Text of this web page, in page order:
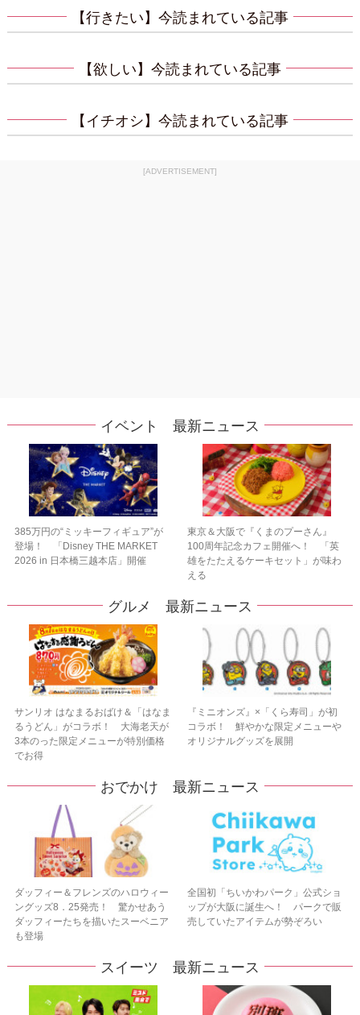
【行きたい】今読まれている記事
【欲しい】今読まれている記事
【イチオシ】今読まれている記事
[ADVERTISEMENT]
イベント 最新ニュース
385万円の“ミッキーフィギュア”が
登場！ 「Disney THE MARKET
2026 in 日本橋三越本店」開催
東京＆大阪で『くまのプーさん』
100周年記念カフェ開催へ！ 「英
雄をたたえるケーキセット」が味わ
える
グルメ 最新ニュース
サンリオ はなまるおばけ＆「はなま
るうどん」がコラボ！ 大海老天が
3本のった限定メニューが特別価格
でお得
『ミニオンズ』×「くら寿司」が初
コラボ！ 鮮やかな限定メニューや
オリジナルグッズを展開
おでかけ 最新ニュース
ダッフィー＆フレンズのハロウィー
ングッズ8．25発売！ 驚かせあう
ダッフィーたちを描いたスーベニア
も登場
全国初「ちいかわパーク」公式ショ
ップが大阪に誕生へ！ パークで販
売していたアイテムが勢ぞろい
スイーツ 最新ニュース